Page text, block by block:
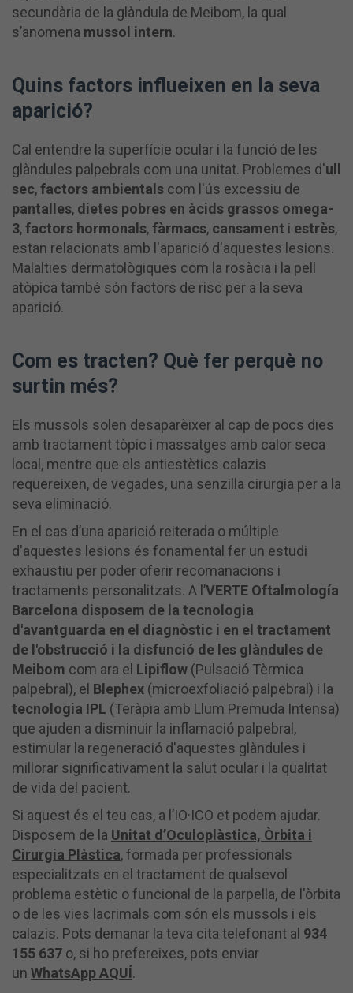
secundària de la glàndula de Meibom, la qual
s’anomena mussol intern.
Quins factors influeixen en la seva
aparició?
Cal entendre la superfície ocular i la funció de les
glàndules palpebrals com una unitat. Problemes d'ull
sec,factors ambientals com l'ús excessiu de
pantalles, dietes pobres en àcids grassos omega-
3,factors hormonals,fàrmacs, cansament i estrès,
estan relacionats amb l'aparició d'aquestes lesions.
Malalties dermatològiques com la rosàcia i la pell
atòpica també són factors de risc per a la seva
aparició.
Com es tracten? Què fer perquè no
surtin més?
Els mussols solen desaparèixer al cap de pocs dies
amb tractament tòpic i massatges amb calor seca
local, mentre que els antiestètics calazis
requereixen, de vegades, una senzilla cirurgia per a la
seva eliminació.
En el cas d’una aparició reiterada o múltiple
d'aquestes lesions és fonamental fer un estudi
exhaustiu per poder oferir recomanacions i
tractaments personalitzats. A l’VERTE Oftalmología
Barcelona disposem de la tecnologia
d'avantguarda en el diagnòstic i en el tractament
de l'obstrucció i la disfunció de les glàndules de
Meibom com ara el Lipiflow (Pulsació Tèrmica
palpebral), el Blephex (microexfoliació palpebral) i la
tecnologia IPL (Teràpia amb Llum Premuda Intensa)
que ajuden a disminuir la inflamació palpebral,
estimular la regeneració d'aquestes glàndules i
millorar significativament la salut ocular i la qualitat
de vida del pacient.
Si aquest és el teu cas, a l’IO·ICO et podem ajudar.
Disposem de la Unitat d’Oculoplàstica, Òrbita i
Cirurgia Plàstica, formada per professionals
especialitzats en el tractament de qualsevol
problema estètic o funcional de la parpella, de l'òrbita
o de les vies lacrimals com són els mussols i els
calazis. Pots demanar la teva cita telefonant al 934
155 637 o, si ho prefereixes, pots enviar
un WhatsApp AQUÍ.